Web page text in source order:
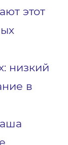
этот
низкий
в